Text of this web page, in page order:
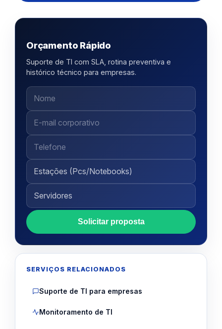
Orçamento Rápido
Suporte de TI com SLA, rotina preventiva e
histórico técnico para empresas.
Solicitar proposta
SERVIÇOS RELACIONADOS
Suporte de TI para empresas
Monitoramento de TI